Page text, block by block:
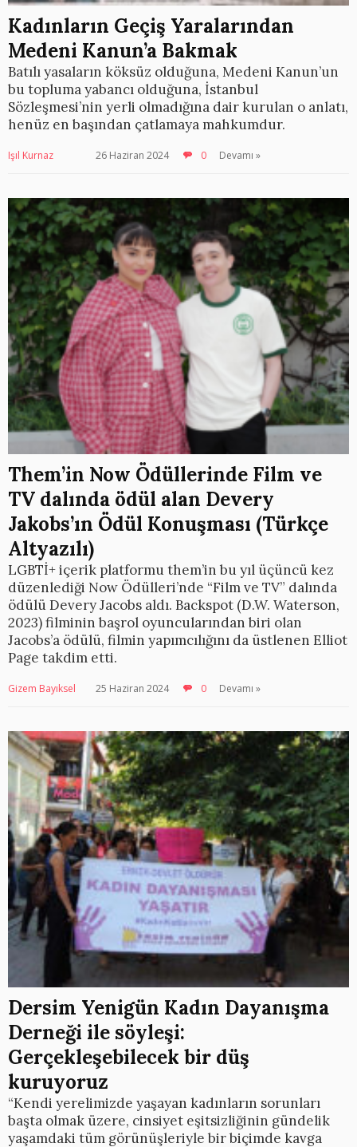
Kadınların Geçiş Yaralarından
Medeni Kanun’a Bakmak
Batılı yasaların köksüz olduğuna, Medeni Kanun’un
bu topluma yabancı olduğuna, İstanbul
Sözleşmesi’nin yerli olmadığına dair kurulan o anlatı,
henüz en başından çatlamaya mahkumdur.
Işıl Kurnaz 26 Haziran 2024 0 Devamı »
Them’in Now Ödüllerinde Film ve
TV dalında ödül alan Devery
Jakobs’ın Ödül Konuşması (Türkçe
Altyazılı)
LGBTİ+ içerik platformu them’in bu yıl üçüncü kez
düzenlediği Now Ödülleri’nde “Film ve TV” dalında
ödülü Devery Jacobs aldı. Backspot (D.W. Waterson,
2023) filminin başrol oyuncularından biri olan
Jacobs’a ödülü, filmin yapımcılığını da üstlenen Elliot
Page takdim etti.
Gizem Bayıksel 25 Haziran 2024 0 Devamı »
Dersim Yenigün Kadın Dayanışma
Derneği ile söyleşi:
Gerçekleşebilecek bir düş
kuruyoruz
“Kendi yerelimizde yaşayan kadınların sorunları
başta olmak üzere, cinsiyet eşitsizliğinin gündelik
yaşamdaki tüm görünüşleriyle bir biçimde kavga